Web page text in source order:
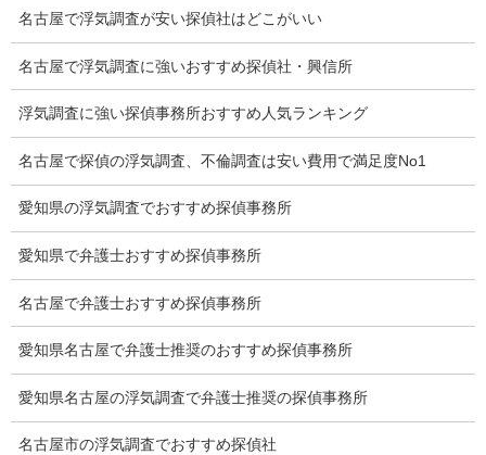
猫の捜索調査料金
報告書サンプル
調査事例
お礼の言葉
Q&A
浮気証拠は何回必要か？
浮気調査時間
調査料金のご質問
名古屋で浮気調査が安い探偵社はどこがいい
名古屋で浮気調査に強いおすすめ探偵社・興信所
浮気調査に強い探偵事務所おすすめ人気ランキング
名古屋で探偵の浮気調査、不倫調査は安い費用で満足度No1
愛知県の浮気調査でおすすめ探偵事務所
愛知県で弁護士おすすめ探偵事務所
名古屋で弁護士おすすめ探偵事務所
愛知県名古屋で弁護士推奨のおすすめ探偵事務所
愛知県名古屋の浮気調査で弁護士推奨の探偵事務所
名古屋市の浮気調査でおすすめ探偵社